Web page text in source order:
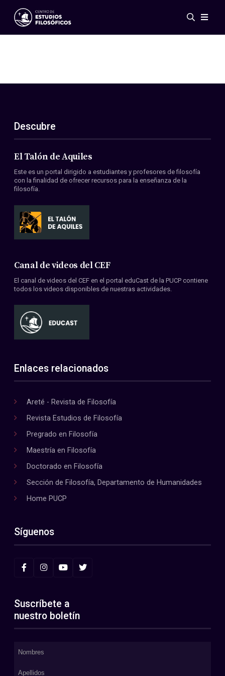
Eventos
ES
EN
Acerca de nosotros
Miembros
Convenios
Descubre
El Talón de Aquiles
Este es un portal dirigido a estudiantes y profesores de filosofía
con la finalidad de ofrecer recursos para la enseñanza de la
filosofía.
Canal de videos del CEF
El canal de videos del CEF en el portal eduCast de la PUCP contiene
todos los videos disponibles de nuestras actividades.
Enlaces relacionados
Areté - Revista de Filosofía
Revista Estudios de Filosofía
Pregrado en Filosofía
Maestría en Filosofía
Doctorado en Filosofía
Sección de Filosofía, Departamento de Humanidades
Home PUCP
Síguenos
Suscríbete a
nuestro boletín